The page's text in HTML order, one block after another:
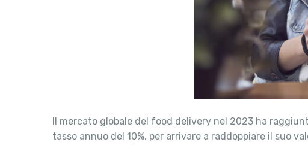
Il mercato globale del food delivery nel 2023 ha
tasso annuo del 10%, per arrivare a raddoppiare il suo